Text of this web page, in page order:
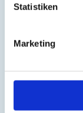
Statistiken
Marketing
Disziplin
Dunkle
(1)
Einsamkeit(3)